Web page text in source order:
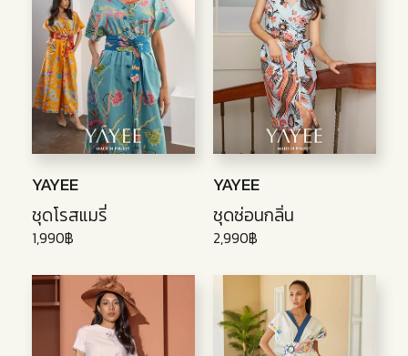
YAYEE
ชุดโรสแมรี่
1,990฿
YAYEE
ชุดซ่อนกลิ่น
2,990฿